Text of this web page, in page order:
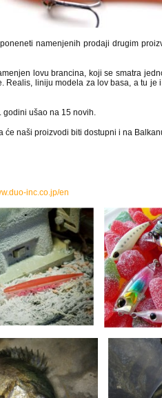
namenjenih prodaji drugim
lovu brancina, koji se smatra
liniju modela za lov basa, a tu je
godini ušao na 15 novih.
će naši proizvodi biti dostupni i na
inc.co.jp/en